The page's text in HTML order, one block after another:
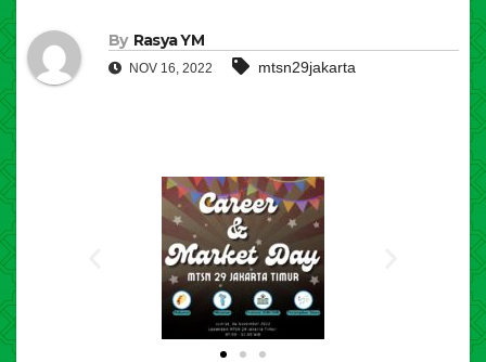
By Rasya YM
NOV 16, 2022 mtsn29jakarta